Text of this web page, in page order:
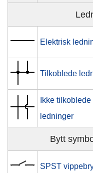
Elektrisk
Tilkoblede
Ikke tilkoblede
ledninger
Bytt
SPST